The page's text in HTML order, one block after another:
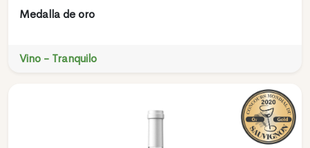
Medalla de oro
Vino - Tranquilo